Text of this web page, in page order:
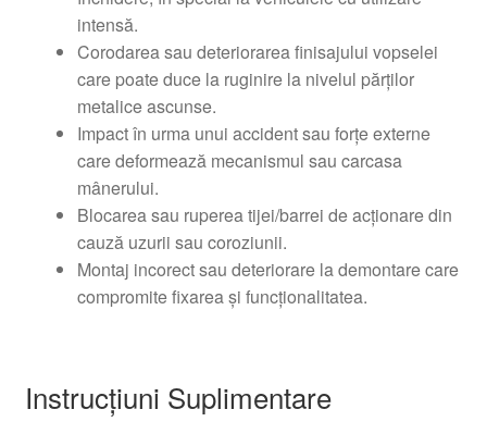
intensă.
Corodarea sau deteriorarea finisajului vopselei
care poate duce la ruginire la nivelul părților
metalice ascunse.
Impact în urma unui accident sau forțe externe
care deformează mecanismul sau carcasa
mânerului.
Blocarea sau ruperea tijei/barrei de acționare din
cauză uzurii sau coroziunii.
Montaj incorect sau deteriorare la demontare care
compromite fixarea și funcționalitatea.
Instrucțiuni Suplimentare